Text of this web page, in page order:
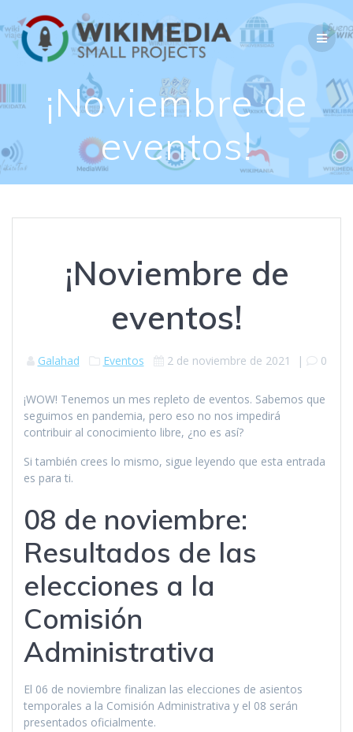
al
contenido
¡Noviembre de
eventos!
¡Noviembre de
eventos!
Galahad Eventos 2 de noviembre de 2021 | 0
¡WOW! Tenemos un mes repleto de eventos. Sabemos que
seguimos en pandemia, pero eso no nos impedirá
contribuir al conocimiento libre, ¿no es así?
Si también crees lo mismo, sigue leyendo que esta entrada
es para ti.
08 de noviembre:
Resultados de las
elecciones a la
Comisión
Administrativa
El 06 de noviembre finalizan las elecciones de asientos
temporales a la Comisión Administrativa y el 08 serán
presentados oficialmente.